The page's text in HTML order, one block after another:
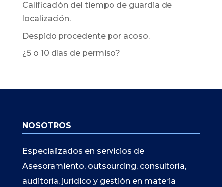
Calificación del tiempo de guardia de
localización.
Despido procedente por acoso.
¿5 o 10 días de permiso?
NOSOTROS
Especializados en servicios de
Asesoramiento, outsourcing, consultoría,
auditoría, jurídico y gestión en materia